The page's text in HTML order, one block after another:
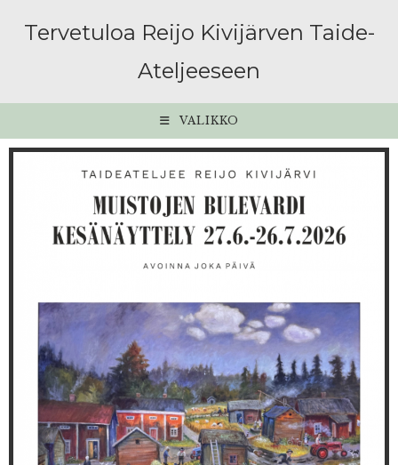
Tervetuloa Reijo Kivijärven Taide-
Ateljeeseen
VALIKKO